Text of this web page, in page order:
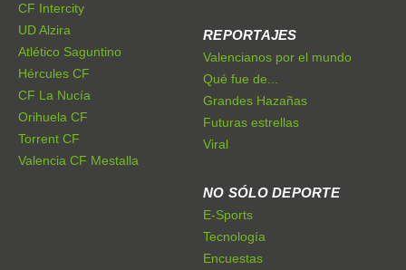
CF Intercity
UD Alzira
Atlético Saguntino
Hércules CF
CF La Nucía
Orihuela CF
Torrent CF
Valencia CF Mestalla
REPORTAJES
Valencianos por el mundo
Qué fue de...
Grandes Hazañas
Futuras estrellas
Viral
NO SÓLO DEPORTE
E-Sports
Tecnología
Encuestas